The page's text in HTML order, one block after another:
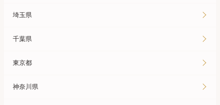
埼玉県
千葉県
東京都
神奈川県